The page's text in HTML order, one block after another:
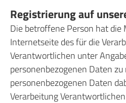
Registrierung auf
Die betroffene Person hat die
Internetseite des für die
Verantwortlichen unter
personenbezogenen Daten
personenbezogenen Daten
Verarbeitung